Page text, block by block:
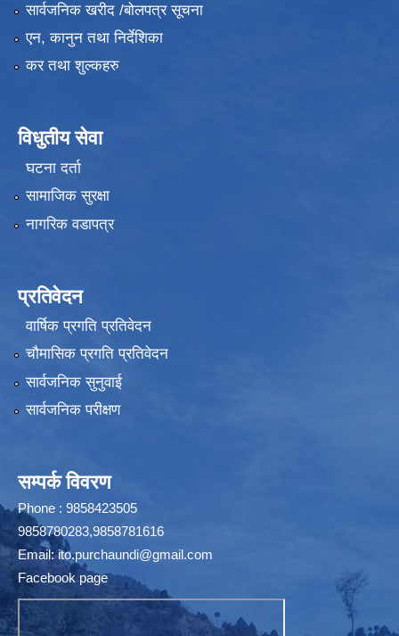
सार्वजनिक खरीद /बोलपत्र सूचना
एन, कानुन तथा निर्देशिका
कर तथा शुल्कहरु
विधुतीय सेवा
घटना दर्ता
सामाजिक सुरक्षा
नागरिक वडापत्र
प्रतिवेदन
वार्षिक प्रगति प्रतिवेदन
चौमासिक प्रगति प्रतिवेदन
सार्वजनिक सुनुवाई
सार्वजनिक परीक्षण
सम्पर्क विवरण
Phone : 9858423505
9858780283,9858781616
Email:ito.purchaundi@gmail.com
Facebook page